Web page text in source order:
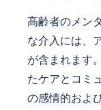
高齢者のメン
な介入には、
が含まれます
たケアとコミ
の感情的およ